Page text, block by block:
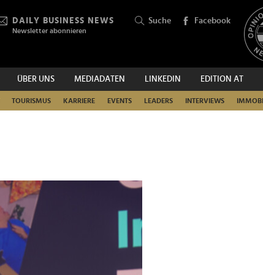
DAILY BUSINESS NEWS
Newsletter abonnieren
Suche Facebook
ÜBER UNS MEDIADATEN LINKEDIN EDITION AT
TOURISMUS KARRIERE EVENTS LEADERS INTERVIEWS
SUCHEN